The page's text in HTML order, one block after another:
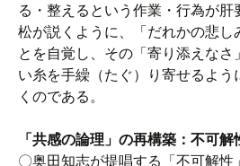
る・整えるという作業・行為が
松が説くように、「だれかの悲し
とを自覚し、その「寄り添えな
い糸を手繰（たぐ）り寄せるよう
くのである。
「共感の論理」の再構築：不可解
〇奥田知志が提唱する「不可解